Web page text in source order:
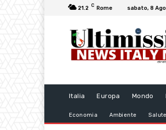
21.2 C Rome sabato, 8
Italia Europa Mondo
Economia Ambiente